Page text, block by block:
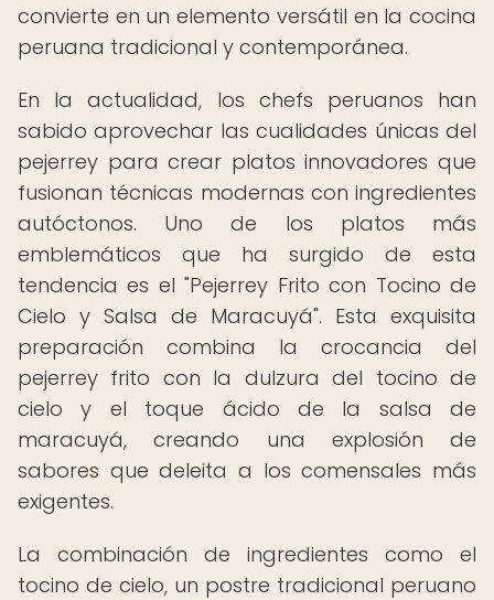
convierte en un elemento versátil en la cocina
peruana tradicional y contemporánea.
En la actualidad, los chefs peruanos han
sabido aprovechar las cualidades únicas del
pejerrey para crear platos innovadores que
fusionan técnicas modernas con ingredientes
autóctonos. Uno de los platos más
emblemáticos que ha surgido de esta
tendencia es el "Pejerrey Frito con Tocino de
Cielo y Salsa de Maracuyá". Esta exquisita
preparación combina la crocancia del
pejerrey frito con la dulzura del tocino de
cielo y el toque ácido de la salsa de
maracuyá, creando una explosión de
sabores que deleita a los comensales más
exigentes.
La combinación de ingredientes como el
tocino de cielo, un postre tradicional peruano